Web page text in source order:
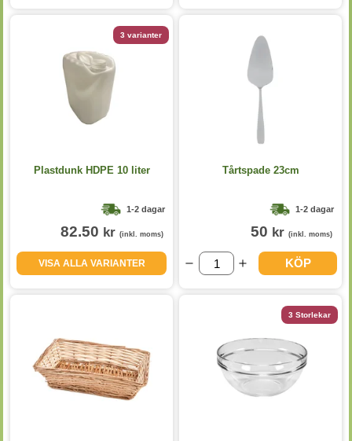
3 varianter
Plastdunk HDPE 10 liter
1-2 dagar
82.50 kr (inkl. moms)
VISA ALLA VARIANTER
Tårtspade 23cm
1-2 dagar
50 kr (inkl. moms)
KÖP
3 Storlekar